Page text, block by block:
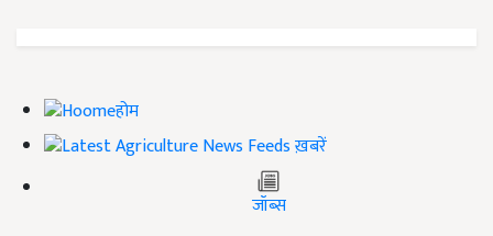
होम
ख़बरें
जॉब्स